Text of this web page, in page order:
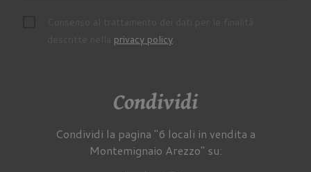
privacy policy.
Condividi
Condividi la pagina "6 locali in vendita a
Montemignaio Arezzo" su: